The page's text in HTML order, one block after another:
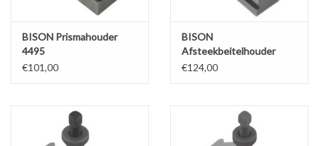
Oliën & Smeermiddelen |
BISON Prismahouder
4495
€101,00
BISON
Afsteekbeitelhouder
4496
€124,00